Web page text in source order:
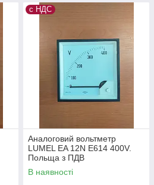
с НДС
Аналоговий вольтметр
LUMEL EA 12N E614 400V.
Польща з ПДВ
В наявності